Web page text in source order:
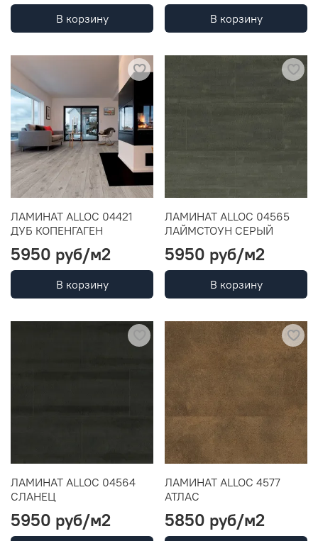
В корзину В корзину
ЛАМИНАТ ALLOC 04421
ДУБ КОПЕНГАГЕН
5950 руб/м2
В корзину
ЛАМИНАТ ALLOC 04565
ЛАЙМСТОУН СЕРЫЙ
5950 руб/м2
В корзину
ЛАМИНАТ ALLOC 04564
СЛАНЕЦ
5950 руб/м2
ЛАМИНАТ ALLOC 4577
АТЛАС
5850 руб/м2